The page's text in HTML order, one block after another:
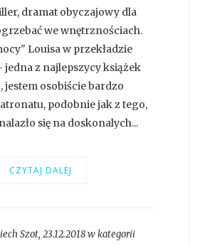
dramat obyczajowy dla
we wnętrznościach.
Louisa w przekładzie
z najlepszycy książek
jestem osobiście bardzo
podobnie jak z tego,
się na doskonalych...
CZYTAJ DALEJ
Szot,23.12.2018 w kategorii